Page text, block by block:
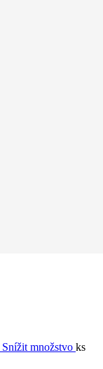
Snížit množstvo ks